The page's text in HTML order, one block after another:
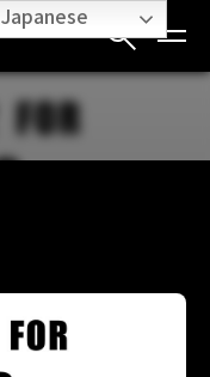
Japanese